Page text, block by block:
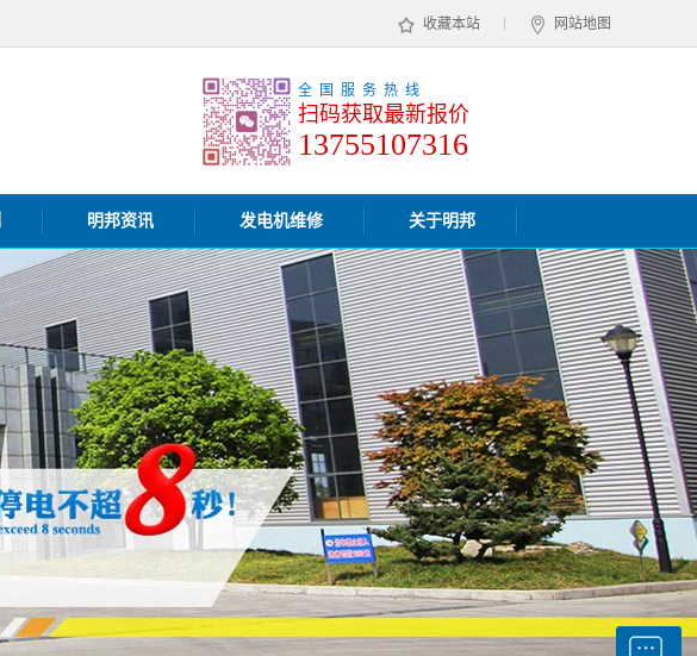
收藏本站 网站地图
全国服务热线
扫码获取最新报价
13755107316
明邦资讯 发电机维修 关于明邦